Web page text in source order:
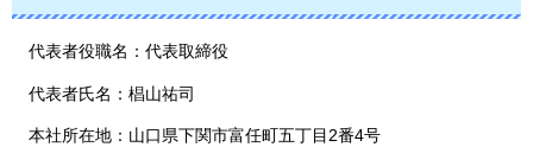
代表者役職名：代表取締役
代表者氏名：椙山祐司
本社所在地：山口県下関市富任町五丁目2番4号